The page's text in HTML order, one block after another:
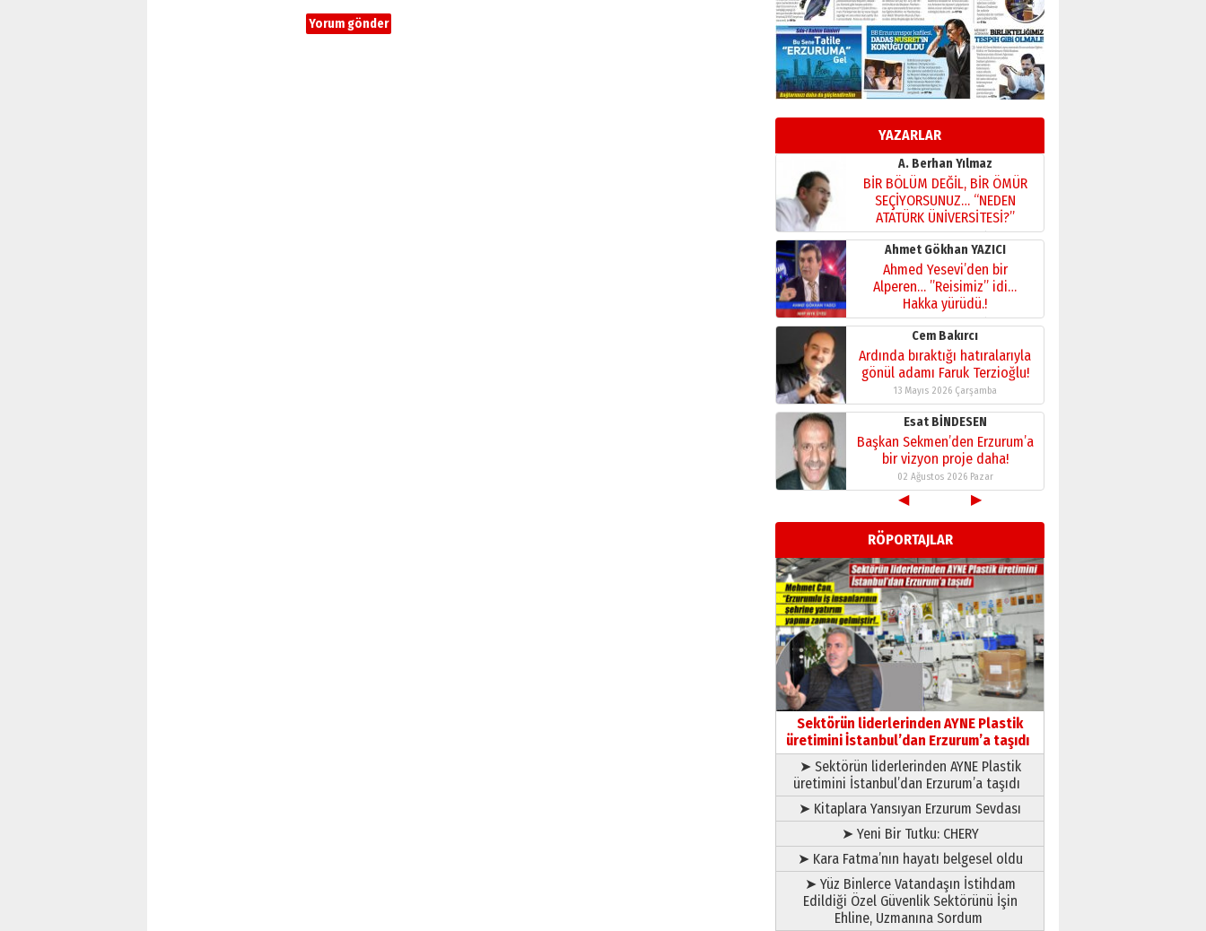
YAZARLAR
Murat Şahsuvaroğlu ERKON’da
çıtayı yukarı taşırken,
yönetimdekiler aşağı
çekmemeli!
17 Şubat 2026 SalıOrhan BOZKURT
Bir fotoğraf, bir şehir, bir
gazeteci… Dizginler kimin
elinde?
A. Berhan Yılmaz
BİR BÖLÜM DEĞİL, BİR ÖMÜR
SEÇİYORSUNUZ… “NEDEN
ATATÜRK ÜNİVERSİTESİ?”
28 Temmuz 2026 Salı
Ahmet Gökhan YAZICI
Ahmed Yesevi’den bir
Alperen… ”Reisimiz” idi…
Hakka yürüdü.!
26 Mart 2026 Perşembe
Cem Bakırcı
Ardında bıraktığı hatıralarıyla
gönül adamı Faruk Terzioğlu!
13 Mayıs 2026 Çarşamba
Esat BİNDESEN
Başkan Sekmen’den Erzurum’a
bir vizyon proje daha!
02 Ağustos 2026 Pazar
Kadir SABUNCUOĞLU
Erzurumspor’un köşe taşları
29 Haziran 2026 Pazartesi
Kenan GÜLERCİ
Murat Şahsuvaroğlu ERKON’da
çıtayı yukarı taşırken,
yönetimdekiler aşağı
çekmemeli!
17 Şubat 2026 SalıOrhan BOZKURT
Bir fotoğraf, bir şehir, bir
gazeteci… Dizginler kimin
elinde?
31 Mart 2026 Salı
A. Berhan Yılmaz
BİR BÖLÜM DEĞİL, BİR ÖMÜR
SEÇİYORSUNUZ… “NEDEN
ATATÜRK ÜNİVERSİTESİ?”
28 Temmuz 2026 Salı
Ahmet Gökhan YAZICI
Ahmed Yesevi’den bir
Alperen… ”Reisimiz” idi…
Hakka yürüdü.!
26 Mart 2026 Perşembe
◀ ▶
RÖPORTAJLAR
Sektörün liderlerinden AYNE Plastik
üretimini İstanbul’dan Erzurum’a taşıdı
➤ Sektörün liderlerinden AYNE Plastik
üretimini İstanbul’dan Erzurum’a taşıdı
➤ Kitaplara Yansıyan Erzurum Sevdası
➤ Yeni Bir Tutku: CHERY
➤ Kara Fatma’nın hayatı belgesel oldu
➤ Yüz Binlerce Vatandaşın İstihdam
Edildiği Özel Güvenlik Sektörünü İşin
Ehline, Uzmanına Sordum